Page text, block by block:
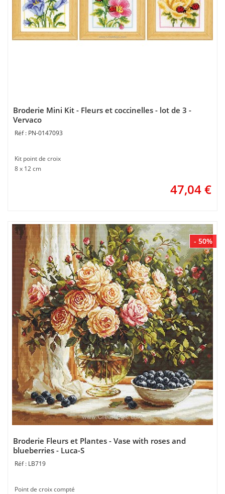
Broderie Mini Kit - Fleurs et coccinelles - lot de 3 -
Vervaco
PN-0147093
Kit point de croix
8 x 12 cm
47,04€
- 50%
Broderie Fleurs et Plantes - Vase with roses and
blueberries - Luca-S
LB719
Point de croix compté